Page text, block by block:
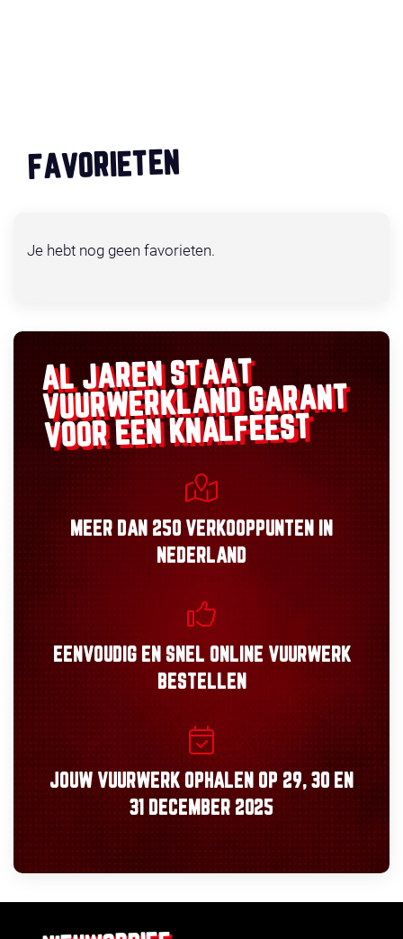
FAVORIETEN
Je hebt nog geen favorieten.
AL JAREN STAAT
VUURWERKLANDGARANT
VOOR EEN KNALFEEST
MEER DAN 250 VERKOOPPUNTEN
IN
NEDERLAND
EENVOUDIGEN SNEL ONLINE VUURWERK
BESTELLEN
JOUW VUURWERK OPHALEN OP 29, 30 EN
31 DECEMBER 2025